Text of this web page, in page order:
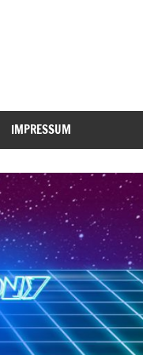
IMPRESSUM